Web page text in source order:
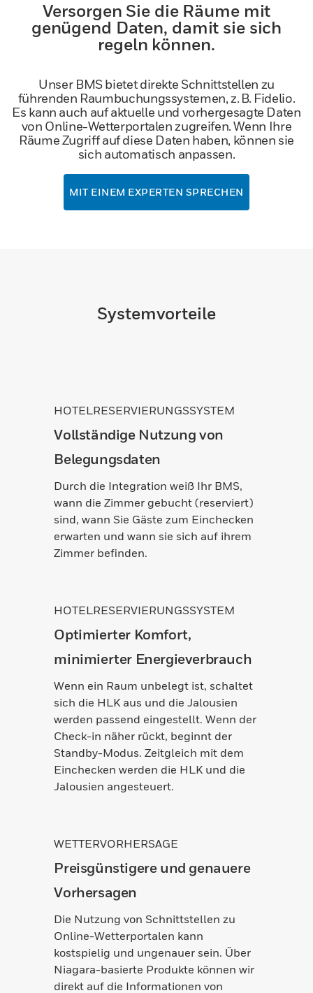
Versorgen Sie die Räume mit
genügend Daten, damit sie sich
regeln können.
Unser BMS bietet direkte Schnittstellen zu
führenden Raumbuchungssystemen, z. B. Fidelio.
Es kann auch auf aktuelle und vorhergesagte Daten
von Online-Wetterportalen zugreifen. Wenn Ihre
Räume Zugriff auf diese Daten haben, können sie
sich automatisch anpassen.
MIT EINEM EXPERTEN SPRECHEN
Systemvorteile
HOTELRESERVIERUNGSSYSTEM
Vollständige Nutzung von
Belegungsdaten
Durch die Integration weiß Ihr BMS,
wann die Zimmer gebucht (reserviert)
sind, wann Sie Gäste zum Einchecken
erwarten und wann sie sich auf ihrem
Zimmer befinden.
HOTELRESERVIERUNGSSYSTEM
Optimierter Komfort,
minimierter Energieverbrauch
Wenn ein Raum unbelegt ist, schaltet
sich die HLK aus und die Jalousien
werden passend eingestellt. Wenn der
Check-in näher rückt, beginnt der
Standby-Modus. Zeitgleich mit dem
Einchecken werden die HLK und die
Jalousien angesteuert.
WETTERVORHERSAGE
Preisgünstigere und genauere
Vorhersagen
Die Nutzung von Schnittstellen zu
Online-Wetterportalen kann
kostspielig und ungenauer sein. Über
Niagara-basierte Produkte können wir
direkt auf die Informationen von